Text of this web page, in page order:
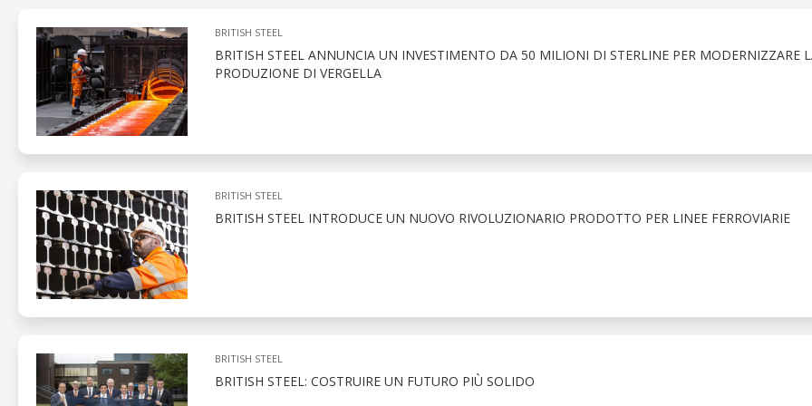
BRITISH STEEL
BRITISH STEEL ANNUNCIA UN INVESTIMENTO DA 50 MILIONI DI STERLINE PER MODERNIZZARE
PRODUZIONE DI VERGELLA
BRITISH STEEL
BRITISH STEEL INTRODUCE UN NUOVO RIVOLUZIONARIO PRODOTTO PER LINEE FERROVIARIE
BRITISH STEEL
BRITISH STEEL: COSTRUIRE UN FUTURO PIÙ SOLIDO